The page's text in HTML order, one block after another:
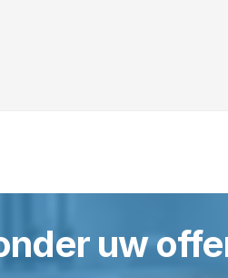
uw